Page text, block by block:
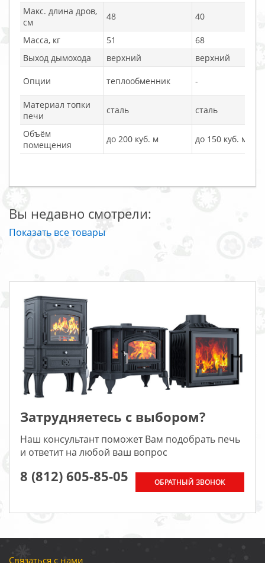
Макс. длина дров,
см
48 40
Масса, кг 51
68
Выход дымохода
верхний верхний
Опции теплообменник -
Материал топки
печи
сталь сталь
Объём
помещения
до 200 куб. м до 150 куб. м
Вы недавно смотрели:
Показать все товары
Затрудняетесь с выбором?
Наш консультант поможет Вам подобрать печь
и ответит на любой ваш вопрос
8 (812) 605-85-05 ОБРАТНЫЙ ЗВОНОК
Связаться с нами